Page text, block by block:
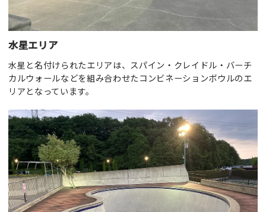
水星エリア
水星と名付けられたエリアは、スパイン・クレイドル・バーチ
カルウォールなどを組み合わせたコンビネーションボウルのエ
リアとなっています。